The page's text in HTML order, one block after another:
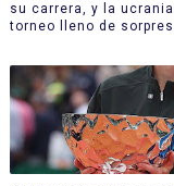
su carrera, y la
torneo lleno de